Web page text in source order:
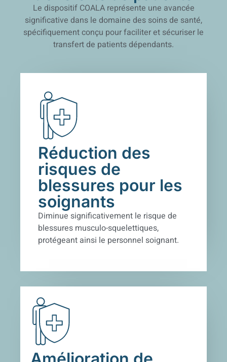
Le dispositif COALA représente une avancée
significative dans le domaine des soins de santé,
spécifiquement conçu pour faciliter et sécuriser le
transfert de patients dépendants.
Réduction des
risques de
blessures pour les
soignants
Diminue significativement le risque de
blessures musculo-squelettiques,
protégeant ainsi le personnel soignant.